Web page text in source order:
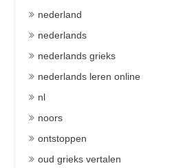
nederland
nederlands
nederlands grieks
nederlands leren online
nl
noors
ontstoppen
oud grieks vertalen